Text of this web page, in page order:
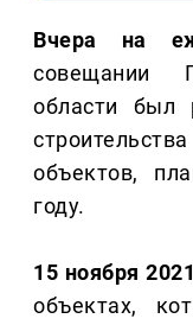
Вчера на
совещании
области был
объектов,
году.
15 ноября
объектах,